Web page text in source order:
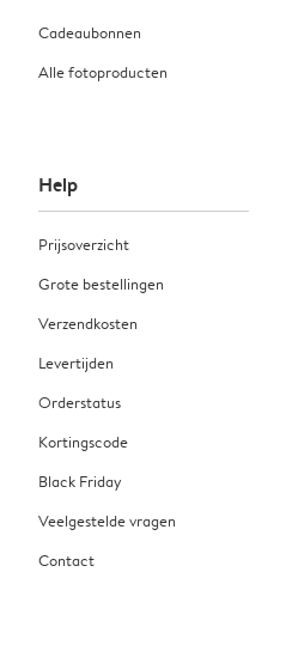
Cadeaubonnen
Alle fotoproducten
Help
Prijsoverzicht
Grote bestellingen
Verzendkosten
Levertijden
Orderstatus
Kortingscode
Black Friday
Veelgestelde vragen
Contact